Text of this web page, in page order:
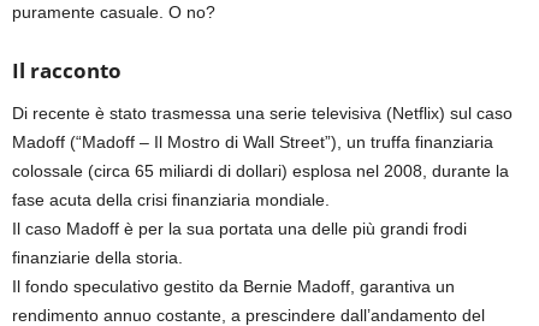
puramente casuale. O no?
Il racconto
Di recente è stato trasmessa una serie televisiva (Netflix) sul caso
Madoff (“Madoff – Il Mostro di Wall Street”), un truffa finanziaria
colossale (circa 65 miliardi di dollari) esplosa nel 2008, durante la
fase acuta della crisi finanziaria mondiale.
Il caso Madoff è per la sua portata una delle più grandi frodi
finanziarie della storia.
Il fondo speculativo gestito da Bernie Madoff, garantiva un
rendimento annuo costante, a prescindere dall’andamento del